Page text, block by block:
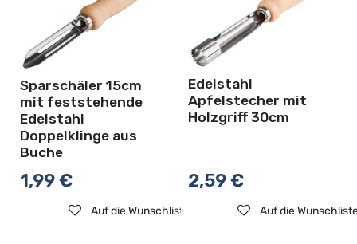
Sparschäler 15cm
mit feststehende
Edelstahl
Doppelklinge aus
Buche
1,99€
Auf die Wunschliste
Edelstahl
Apfelstecher mit
Holzgriff 30cm
2,59€
Auf die